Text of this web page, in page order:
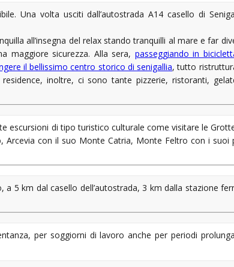
Una volta usciti dall’autostrada A14 casello di
all’insegna del relax stando tranquilli al mare e far
maggiore sicurezza. Alla sera, passeggiando in
il bellissimo centro storico di senigallia, tutto
inoltre, ci sono tante pizzerie, ristoranti,
escursioni di tipo turistico culturale come visitare le
Arcevia con il suo Monte Catria, Monte Feltro con i
5 km dal casello dell’autostrada, 3 km dalla stazione
per soggiorni di lavoro anche per periodi